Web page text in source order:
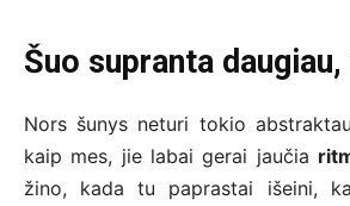
Šuo supranta
Nors šunys neturi tokio
kaip mes, jie labai gerai jaučia
žino, kada tu paprastai išeini,